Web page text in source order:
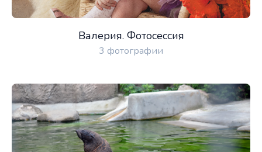
Валерия. Фотосессия
3 фотографии